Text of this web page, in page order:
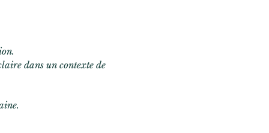
dans un contexte de